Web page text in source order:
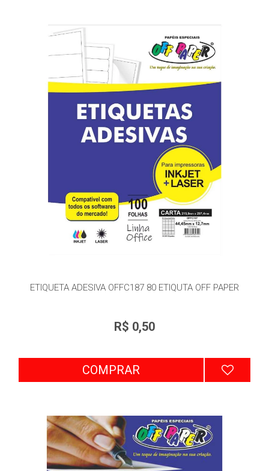
ETIQUETA ADESIVA OFFC187 80 ETIQUTA OFF PAPER
R$ 0,50
COMPRAR